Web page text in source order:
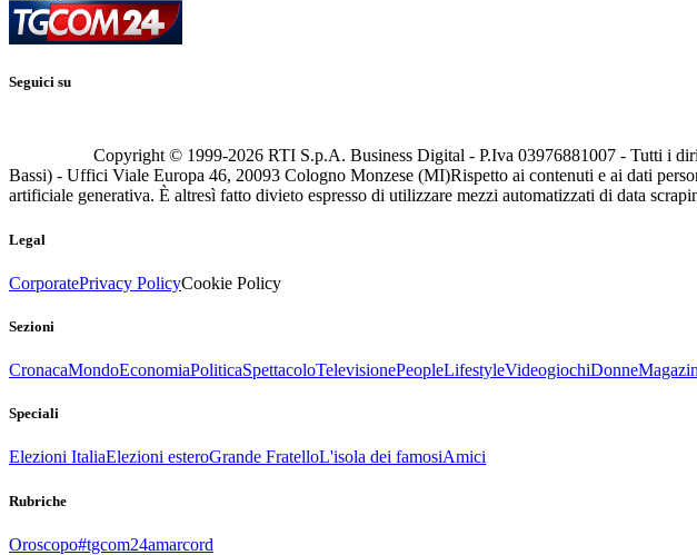
Seguici su
Copyright © 1999-2026 RTI S.p.A. Business Digital - P.Iva 03976881007 - Tutti i
Bassi) - Uffici Viale Europa 46, 20093 Cologno Monzese (MI)Rispetto ai contenuti e ai dati
artificiale generativa. È altresì fatto divieto espresso di utilizzare mezzi automatizzati di data
Legal
CorporatePrivacy PolicyCookie Policy
Sezioni
CronacaMondoEconomiaPoliticaSpettacoloTelevisionePeopleLifestyleVideogiochiDonne
Speciali
Elezioni ItaliaElezioni esteroGrande FratelloL'isola dei famosiAmici
Rubriche
Oroscopo#tgcom24amarcord